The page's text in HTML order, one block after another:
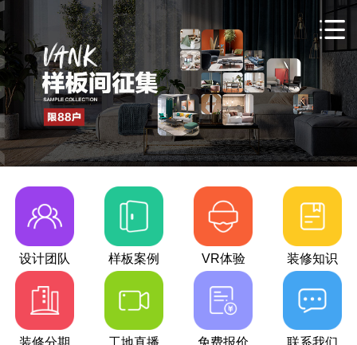
设计团队 样板案例 VR体验 装修知识